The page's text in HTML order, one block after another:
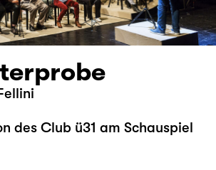
des Club ü31 am Schauspiel